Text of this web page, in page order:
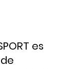
es